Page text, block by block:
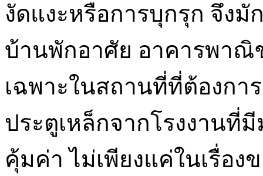
งัดแงะหรือการบุกรุก จึง
บ้านพักอาศัย อาคารพาณิ
เฉพาะในสถานที่ที่ต้องกา
ประตูเหล็กจากโรงงานที่
คุ้มค่า ไม่เพียงแค่ในเรื่อง